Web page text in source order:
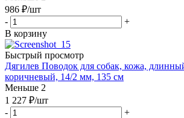
986 ₽/шт
-
+
В корзину
Быстрый просмотр
Дягилев Поводок для собак, кожа,
коричневый, 14/2 мм, 135 см
Меньше 2
1 227 ₽/шт
-
+